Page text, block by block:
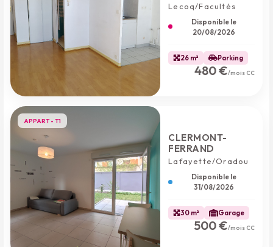
Lecoq/Facultés
Disponible le
20/08/2026
26 m² Parking
480 €/mois CC
APPART - T1
CLERMONT-
FERRAND
Lafayette/Oradou
Disponible le
31/08/2026
30 m² Garage
500 €/mois CC